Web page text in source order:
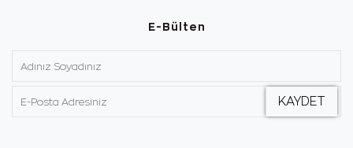
E-Bülten